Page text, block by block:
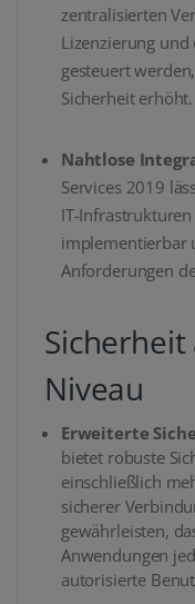
zentralisierten
Lizenzierung
gesteuert
Sicherheit erhöht.
Nahtlose
Services 2019
IT-
implementierbar
Anforderungen
Niveau
Erweiterte
bietet robuste
einschließlich
sicherer
gewährleisten,
Anwendungen
autorisierte